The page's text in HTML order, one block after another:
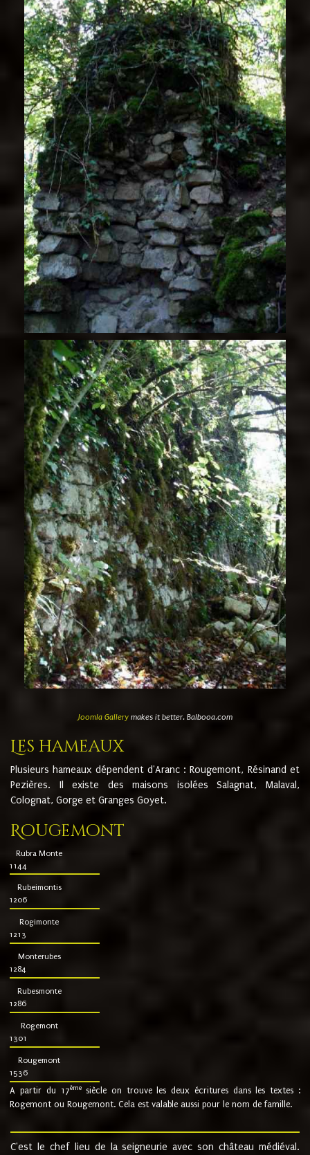
Joomla Gallerymakes it better. Balbooa.com
Les hameaux
Plusieurs hameaux dépendent d'Aranc : Rougemont, Résinand et
Pezières. Il existe des maisons isolées Salagnat, Malaval,
Colognat, Gorge et Granges Goyet.
Rougemont
Rubra Monte
1144
Rubeimontis
1206
Rogimonte
1213
Monterubes
1284
Rubesmonte
1286
Rogemont
1301
Rougemont
1536
A partir du 17ème siècle on trouve les deux écritures dans les textes :
Rogemont ou Rougemont. Cela est valable aussi pour le nom de famille.
C'est le chef lieu de la seigneurie avec son château médiéval.